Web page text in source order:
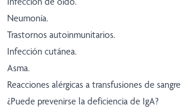
Neumonía.
Trastornos autoinmunitarios.
Infección cutánea.
Asma.
Reacciones alérgicas a transfusiones de
¿Puede prevenirse la deficiencia de IgA?